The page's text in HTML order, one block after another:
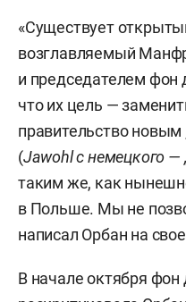
«Существует
возглавляемый
и председателем фон
что их цель —
правительство новым
(Jawohl с немецкого —
таким же, как
в Польше. Мы не
написал Орбан на
В начале октября фон